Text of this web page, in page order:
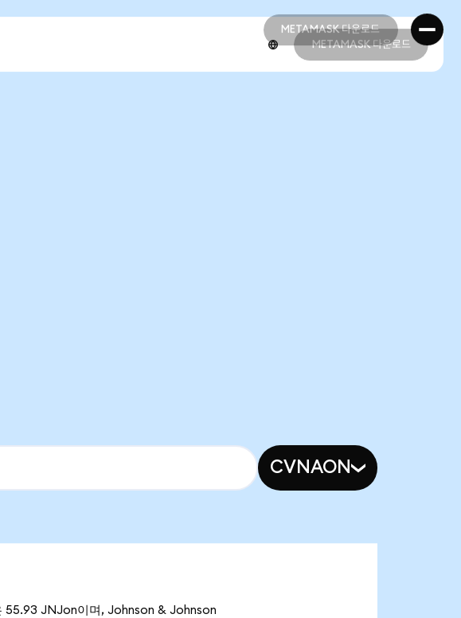
METAMASK 다운로드
METAMASK 다운로드
METAMASK 다운로드
CVNAON
55.93 JNJon이며, Johnson & Johnson